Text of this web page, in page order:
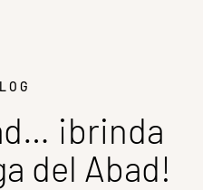
¡brinda
del Abad!